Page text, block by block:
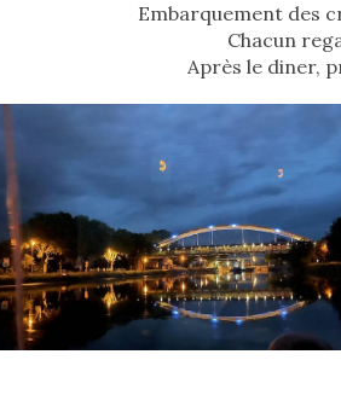
Embarquement des
Chacun
Après le diner,